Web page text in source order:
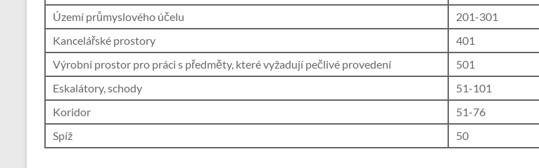
Území průmyslového účelu
201-301
Kancelářské prostory
401
Výrobní prostor pro práci s předměty, které vyžadují pečlivé provedení
501
Eskalátory, schody
51-101
Koridor
51-76
Spíž
50